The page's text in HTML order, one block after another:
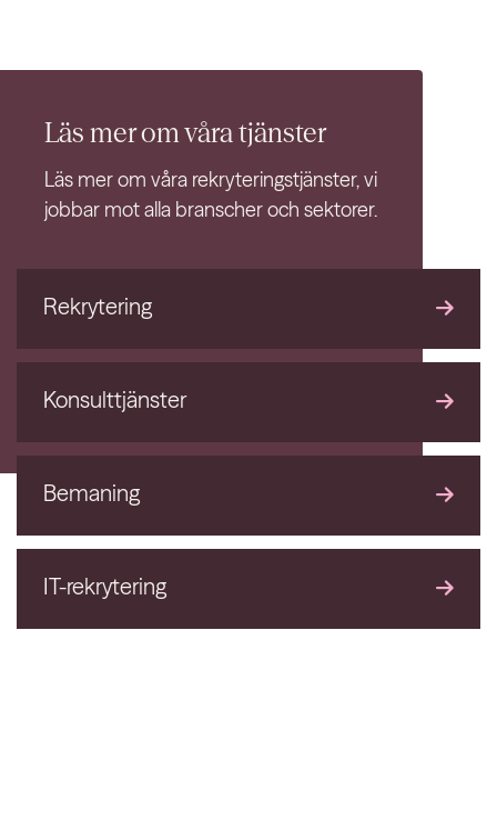
Läs mer om våratjänster
Läs mer om våra rekryteringstjänster, vi
jobbar mot alla branscher och sektorer.
Rekrytering
Konsulttjänster
Bemaning
IT-rekrytering